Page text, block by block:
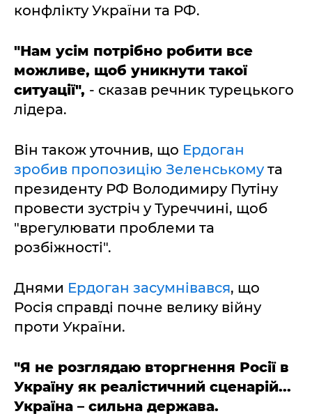
конфлікту України та РФ.
"Нам усім потрібно робити все
можливе, щоб уникнути такої
ситуації", - сказав речник турецького
лідера.
Він також уточнив, що Ердоган
зробив пропозицію Зеленськомута
президенту РФ Володимиру Путіну
провести зустріч у Туреччині, щоб
"врегулювати проблеми та
розбіжності".
Днями Ердоган засумнівався, що
Росія справді почне велику війну
проти України.
"Я не розглядаю вторгнення Росії в
Україну як реалістичний сценарій...
Україна – сильна держава.